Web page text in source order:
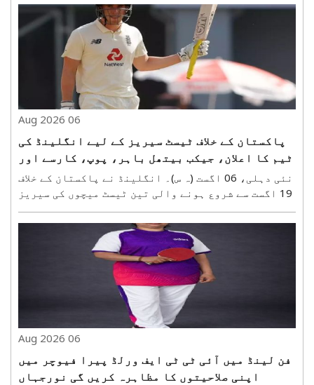
06 Aug 2026
پاکستان کے خلاف ٹیسٹ سیریز کے لیے انگلینڈ کی
ٹیم کا اعلان، جیکب بیتھل باہر، پوپ، کارسے اور
لارنس کی واپسی
نئی دہلی، 06 اگست (ہ س)۔ انگلینڈ نے پاکستان کے خلاف
19 اگست سے شروع ہونے والی تین ٹیسٹ میچوں کی سیریز
کے پہلے دو مقابلوں کے لیے 16 رکنی اسکواڈ کا اعلان
کر دیا ہے۔ گھٹنے کی انجری کے باعث جیکب بیتھل پوری
سیریز سے باہر ہو گئے ہیں، جبکہ اولی پوپ، ..
06 Aug 2026
فن لینڈ میں آئی ٹی ٹی ایف ورلڈ پیرا فیوچر میں
اپنی صلاحیتوں کا مظاہرہ کریں گی نورجہاں